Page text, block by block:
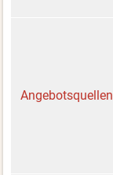
Angebotsquellen